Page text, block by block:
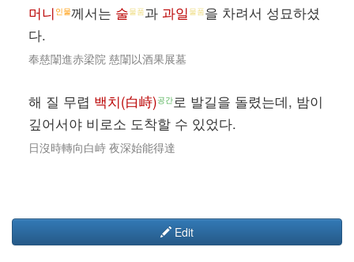
머니 인물께서는 술물품과 과일 물품을 차려서 성묘하셨
다.
奉慈闈進赤梁院 慈闈以酒果展墓
해 질 무렵 백치(白峙)공간로 발길을 돌렸는데, 밤이
깊어서야 비로소 도착할 수 있었다.
日沒時轉向白峙 夜深始能得達
Edit